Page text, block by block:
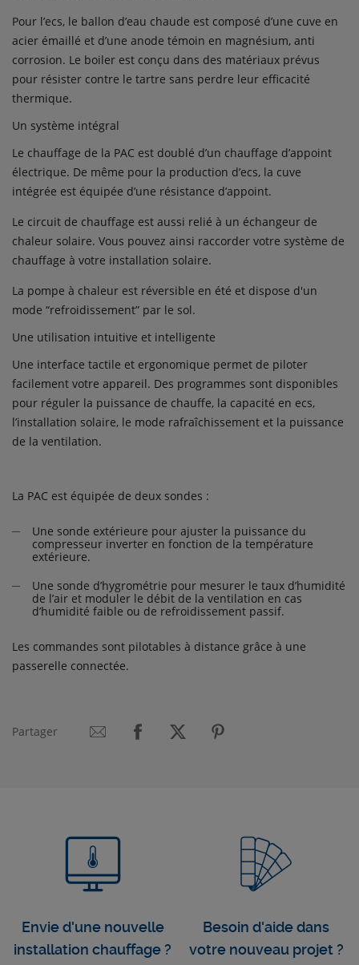
Pour l’ecs, le ballon d’eau chaude est composé d’une cuve en
acier émaillé et d’une anode témoin en magnésium, anti
corrosion. Le boiler est conçu dans des matériaux prévus
pour résister contre le tartre sans perdre leur efficacité
thermique.
Un système intégral
Le chauffage de la PAC est doublé d’un chauffage d’appoint
électrique. De même pour la production d’ecs, la cuve
intégrée est équipée d’une résistance d’appoint.
Le circuit de chauffage est aussi relié à un échangeur de
chaleur solaire. Vous pouvez ainsi raccorder votre système de
chauffage à votre installation solaire.
La pompe à chaleur est réversible en été et dispose d'un
mode “refroidissement” par le sol.
Une utilisation intuitive et intelligente
Une interface tactile et ergonomique permet de piloter
facilement votre appareil. Des programmes sont disponibles
pour réguler la puissance de chauffe, la capacité en ecs,
l’installation solaire, le mode rafraîchissement et la puissance
de la ventilation.
La PAC est équipée de deux sondes :
Une sonde extérieure pour ajuster la puissance du
compresseur inverter en fonction de la température
extérieure.
Une sonde d’hygrométrie pour mesurer le taux d’humidité
de l’air et moduler le débit de la ventilation en cas
d’humidité faible ou de refroidissement passif.
Les commandes sont pilotables à distance grâce à une
passerelle connectée.
Partager
Envie d'une nouvelle
installation chauffage ?
Besoin d'aide dans
votre nouveau projet ?